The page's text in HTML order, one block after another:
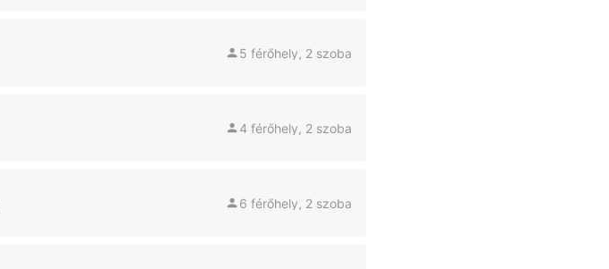
5 férőhely, 2 szoba
4 férőhely, 2 szoba
6 férőhely, 2 szoba